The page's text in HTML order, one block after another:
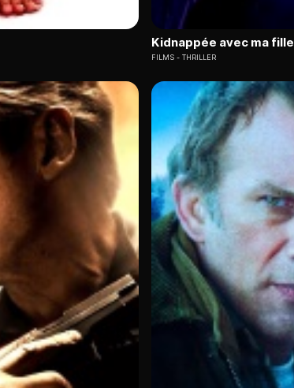
Kidnappée avec ma fille
FILMS THRILLER